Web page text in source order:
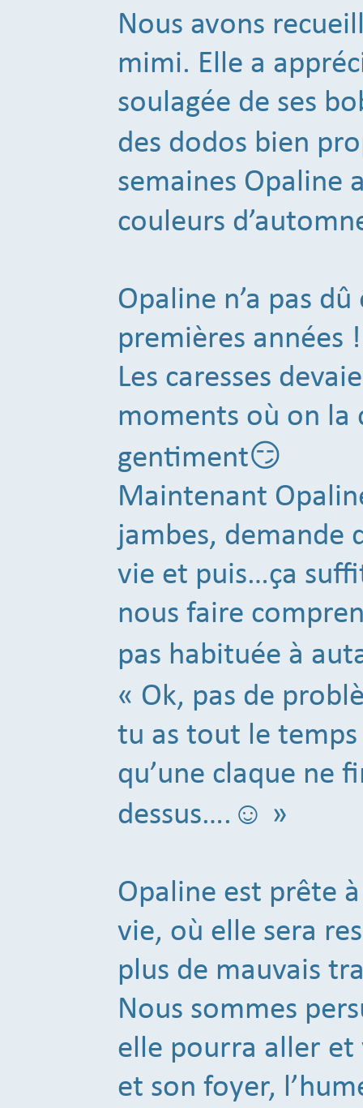
Nous avons
mimi. Elle a
soulagée de ses
des dodos bien
semaines Opaline
couleurs
Opaline n’a pas
premières années !
Les caresses
moments où on la
gentiment😏
Maintenant
jambes, demande
vie et puis…ça
nous faire
pas habituée à
« Ok, pas de
tu as tout le
qu’une claque ne
dessus….☺️ »
Opaline est prête
vie, où elle sera
plus de mauvais
Nous sommes
elle pourra aller et
et son foyer,